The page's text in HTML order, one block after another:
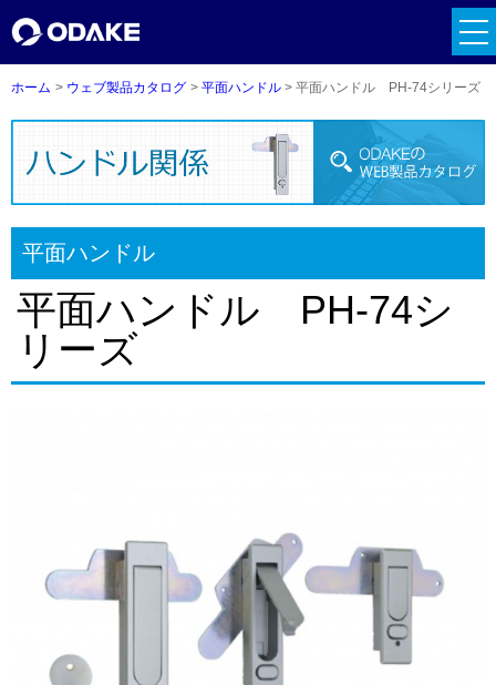
ホーム ウェブ製品カタログ 平面ハンドル 平面ハンドル PH-74シリーズ
平面ハンドル
平面ハンドル PH-74シ
リーズ